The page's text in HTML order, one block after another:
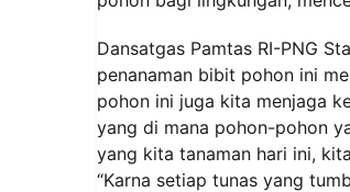
Dansatgas Pamtas RI-PNG
penanaman bibit pohon ini
pohon ini juga kita menjaga
yang di mana pohon-pohon
yang kita tanaman hari ini,
“Karna setiap tunas yang